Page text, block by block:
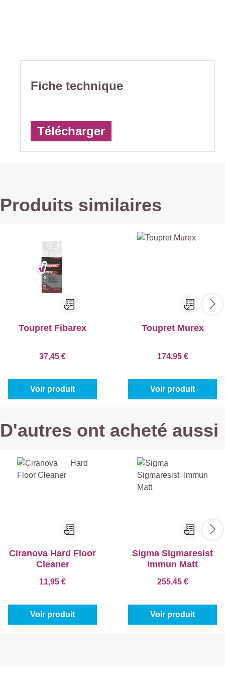
Fiche technique
Télécharger
Produits similaires
Toupret Fibarex
37,45 €
Voir produit
Toupret Murex
174,95 €
Voir produit
D'autres ont acheté aussi
Ciranova Hard Floor
Cleaner
11,95 €
Voir produit
Sigma Sigmaresist
Immun Matt
255,45 €
Voir produit